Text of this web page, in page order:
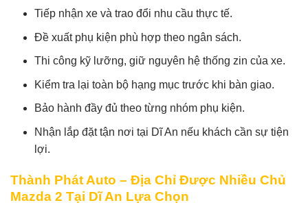
Tiếp nhận xe và trao đổi nhu cầu thực tế.
Đề xuất phụ kiện phù hợp theo ngân sách.
Thi công kỹ lưỡng, giữ nguyên hệ thống zin của xe.
Kiểm tra lại toàn bộ hạng mục trước khi bàn giao.
Bảo hành đầy đủ theo từng nhóm phụ kiện.
Nhận lắp đặt tận nơi tại Dĩ An nếu khách cần sự tiện
lợi.
Thành Phát Auto – Địa Chỉ Được Nhiều Chủ
Mazda 2 Tại Dĩ An Lựa Chọn